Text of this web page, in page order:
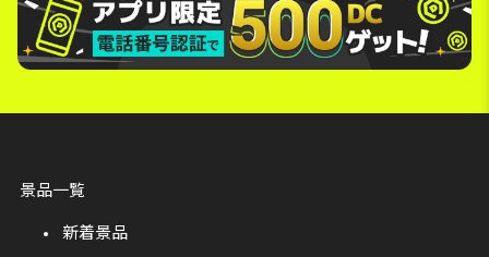
景品一覧
新着景品